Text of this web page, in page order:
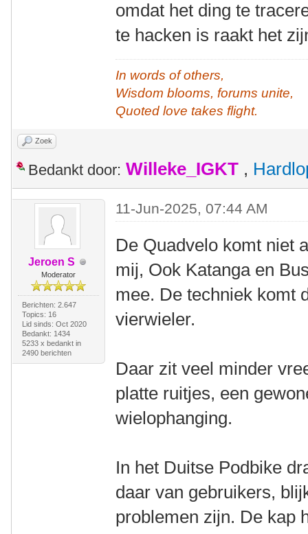
omdat het ding te
te hacken is raakt het
In words of others,
Wisdom blooms, forums unite,
Quoted love takes flight.
Zoek
Bedankt door: Willeke_IGKT ,
Jeroen S
Moderator
Berichten: 2.647
Topics: 16
Lid sinds: Oct 2020
Bedankt: 1434
5233 x bedankt in
2490 berichten
11-Jun-2025, 07:44 AM
De Quadvelo komt niet
mij, Ook Katanga en
mee. De techniek komt
vierwieler.
Daar zit veel minder
platte ruitjes, een
wielophanging.
In het Duitse Podbike
daar van gebruikers,
problemen zijn. De kap